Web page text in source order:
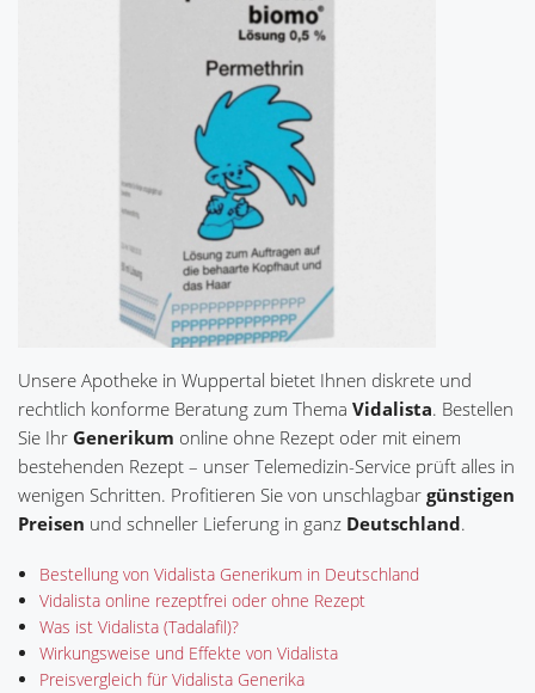
Unsere Apotheke in Wuppertal bietet Ihnen diskrete und
rechtlich konforme Beratung zum Thema Vidalista. Bestellen
Sie Ihr Generikum online ohne Rezept oder mit einem
bestehenden Rezept – unser Telemedizin-Service prüft alles in
wenigen Schritten. Profitieren Sie von unschlagbar günstigen
Preisen und schneller Lieferung in ganz Deutschland.
Bestellung von Vidalista Generikum in Deutschland
Vidalista online rezeptfrei oder ohne Rezept
Was ist Vidalista (Tadalafil)?
Wirkungsweise und Effekte von Vidalista
Preisvergleich für Vidalista Generika